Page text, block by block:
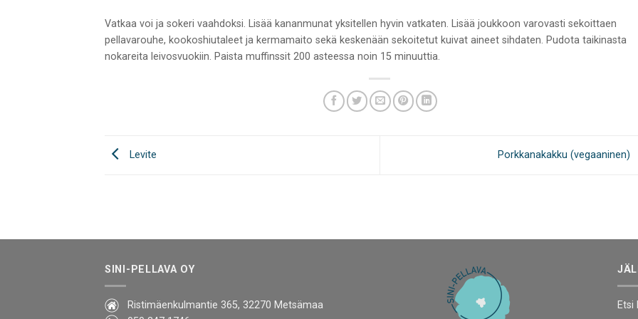
Vatkaa voi ja sokeri vaahdoksi. Lisää kananmunat yksitellen hyvin vatkaten. Lisää joukkoon varovasti sekoittaen
pellavarouhe, kookoshiutaleet ja kermamaito sekä keskenään sekoitetut kuivat aineet sihdaten. Pudota taikinasta
nokareita leivosvuokiin. Paista muffinssit 200 asteessa noin 15 minuuttia.
Levite Porkkanakakku (vegaaninen)
SINI-PELLAVA OY
Ristimäenkulmantie 365, 32270 Metsämaa
Etsi